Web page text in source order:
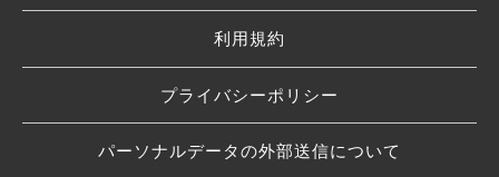
利用規約
プライバシーポリシー
パーソナルデータの外部送信について